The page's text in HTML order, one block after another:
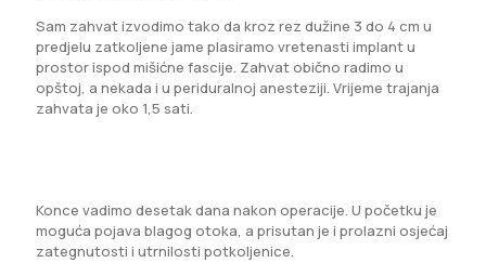
Sam zahvat izvodimo tako da kroz rez dužine 3 do 4 cm u
predjelu zatkoljene jame plasiramo vretenasti implant u
prostor ispod mišićne fascije. Zahvat obično radimo u
opštoj, a nekada i u periduralnoj anesteziji. Vrijeme trajanja
zahvata je oko 1,5 sati.
Konce vadimo desetak dana nakon operacije. U početku je
moguća pojava blagog otoka, a prisutan je i prolazni osjećaj
zategnutosti i utrnilosti potkoljenice.